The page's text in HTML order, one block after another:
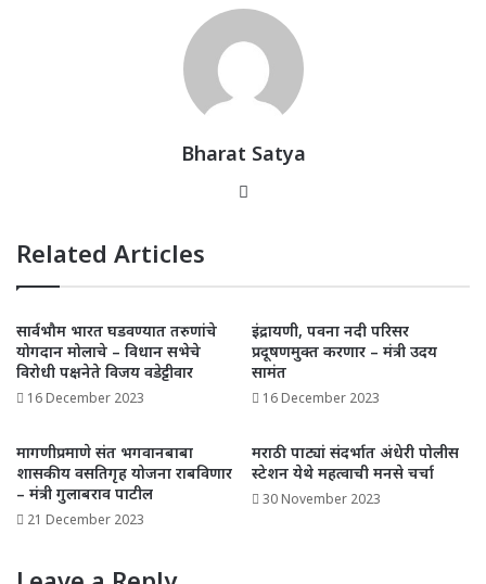
e
dI
n
l e
Bharat Satya
Related Articles
सार्वभौम भारत घडवण्यात तरुणांचे
योगदान मोलाचे – विधान सभेचे
विरोधी पक्षनेते विजय वडेट्टीवार
16 December 2023
इंद्रायणी, पवना नदी परिसर
प्रदूषणमुक्त करणार – मंत्री उदय
सामंत
16 December 2023
मागणीप्रमाणे संत भगवानबाबा
शासकीय वसतिगृह योजना राबविणार
– मंत्री गुलाबराव पाटील
21 December 2023
मराठी पाट्यां संदर्भात अंधेरी पोलीस
स्टेशन येथे महत्वाची मनसे चर्चा
30 November 2023